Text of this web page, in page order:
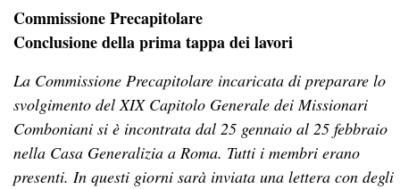
Commissione Precapitolare
Conclusione della prima tappa dei lavori
La Commissione Precapitolare incaricata di preparare lo
svolgimento del XIX Capitolo Generale dei Missionari
Comboniani si è incontrata dal 25 gennaio al 25 febbraio
nella Casa Generalizia a Roma. Tutti i membri erano
presenti. In questi giorni sarà inviata una lettera con degli